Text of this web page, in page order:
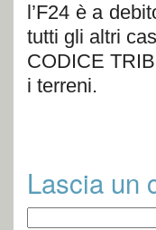
l’F24 è a
tutti gli altri
CODICE
i terreni.
Lascia un